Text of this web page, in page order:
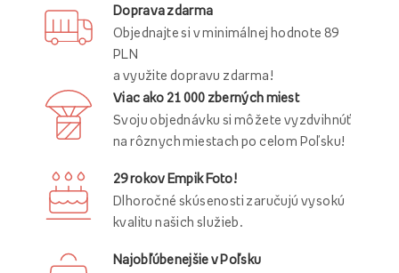
Doprava zdarma
Objednajte si v minimálnej hodnote 89
PLN
a využite dopravu zdarma!
Viac ako 21 000 zberných miest
Svoju objednávku si môžete vyzdvihnúť
na rôznych miestach po celom Poľsku!
29 rokov Empik Foto!
Dlhoročné skúsenosti zaručujú vysokú
kvalitu našich služieb.
Najobľúbenejšie v Poľsku